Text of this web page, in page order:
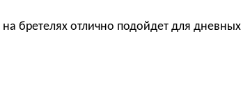
на бретелях отлично подойдет для дневных